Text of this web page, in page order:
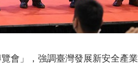
會」，強調臺灣發展新安全產業